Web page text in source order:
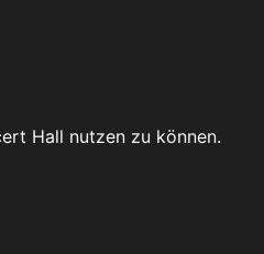
Hall nutzen zu können.